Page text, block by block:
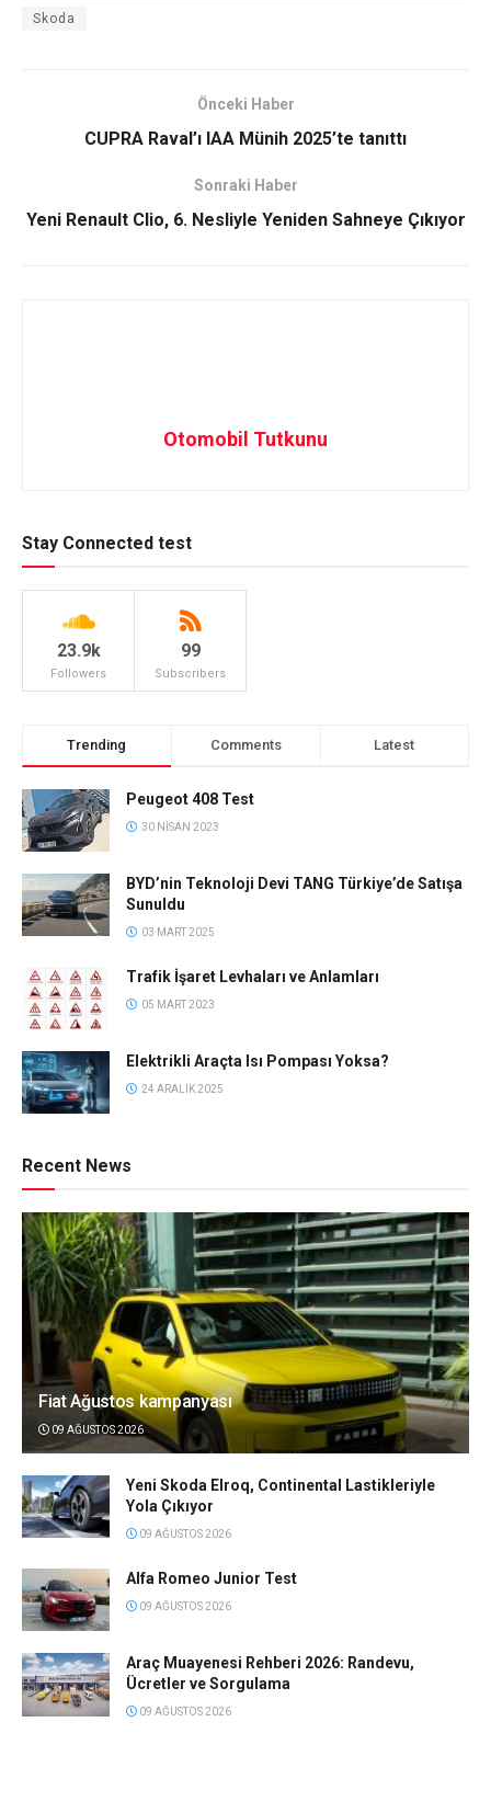
Skoda
Önceki Haber
CUPRA Raval’ı IAA Münih 2025’te tanıttı
Sonraki Haber
Yeni Renault Clio, 6. Nesliyle Yeniden Sahneye Çıkıyor
Otomobil Tutkunu
Stay Connected test
23.9k
Followers
99
Subscribers
Trending Comments Latest
Peugeot 408 Test
30 NISAN 2023
BYD’nin Teknoloji Devi TANG Türkiye’de Satışa
Sunuldu
03 MART 2025
Trafik İşaret Levhaları ve Anlamları
05 MART 2023
Elektrikli Araçta Isı Pompası Yoksa?
24 ARALIK 2025
Recent News
Fiat Ağustos kampanyası
09 AĞUSTOS 2026
Yeni Skoda Elroq, Continental Lastikleriyle
Yola Çıkıyor
09 AĞUSTOS 2026
Alfa Romeo Junior Test
09 AĞUSTOS 2026
Araç Muayenesi Rehberi 2026: Randevu,
Ücretler ve Sorgulama
09 AĞUSTOS 2026